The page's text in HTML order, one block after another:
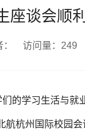
座谈会顺
访问量： 249
的学习生活与就
杭州国际校园